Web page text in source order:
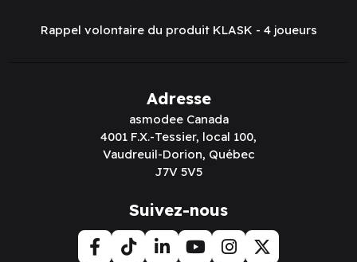
Rappel volontaire du produit KLASK - 4 joueurs
Adresse
asmodee Canada
4001 F.X.-Tessier, local 100,
Vaudreuil-Dorion, Québec
J7V 5V5
Suivez-nous